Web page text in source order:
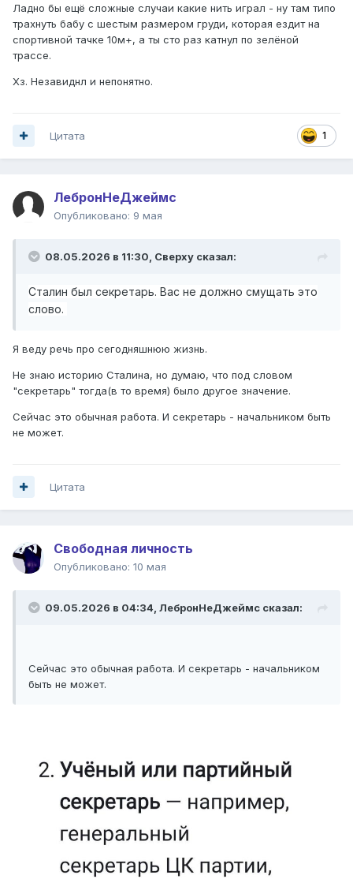
Ладно бы ещё сложные случаи какие нить играл - ну там типо
трахнуть бабу с шестым размером груди, которая ездит на
спортивной тачке 10м+, а ты сто раз катнул по зелёной
трассе.
Хз. Незавиднл и непонятно.
1
Цитата
ЛебронНеДжеймс
Опубликовано: 9 мая
08.05.2026 в 11:30, Сверху сказал:
Сталин был секретарь. Вас не должно смущать это
слово.
Я веду речь про сегодняшнюю жизнь.
Не знаю историю Сталина, но думаю, что под словом
"секретарь" тогда(в то время) было другое значение.
Сейчас это обычная работа. И секретарь - начальником быть
не может.
Цитата
Свободная личность
Опубликовано: 10 мая
09.05.2026 в 04:34, ЛебронНеДжеймс сказал:
Сейчас это обычная работа. И секретарь - начальником
быть не может.